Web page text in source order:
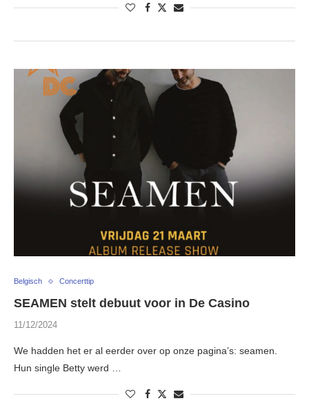
Belgisch Concerttip
SEAMEN stelt debuut voor in De Casino
11/12/2024
We hadden het er al eerder over op onze pagina’s: seamen.
Hun single Betty werd …